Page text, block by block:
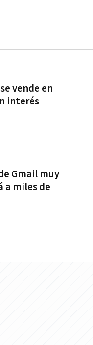
vende en
interés
Gmail muy
a miles de